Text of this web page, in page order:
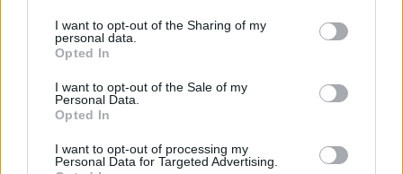
I want to opt-out of the Sharing of my
personal data.
Opted In
I want to opt-out of the Sale of my
Personal Data.
Opted In
I want to opt-out of processing my
Personal Data for Targeted Advertising.
#zdravlje #leđa